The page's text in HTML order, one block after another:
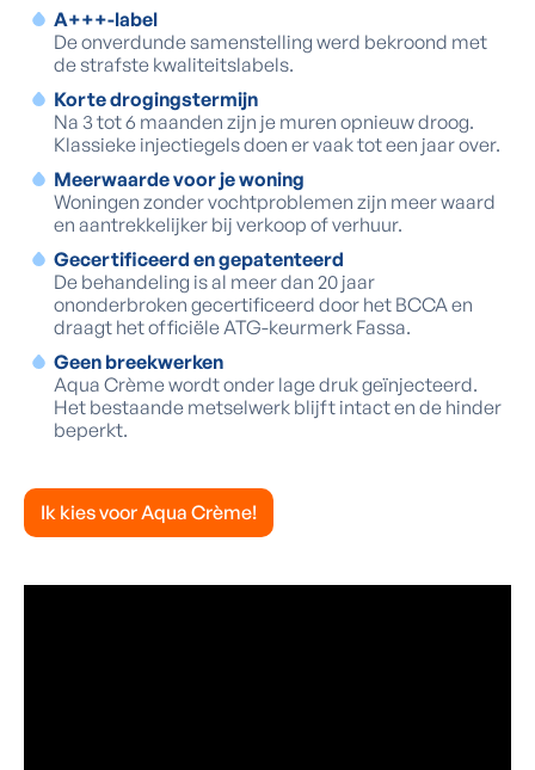
A+++-label
De onverdunde samenstelling werd bekroond met
de strafste kwaliteitslabels.
Korte drogingstermijn
Na 3 tot 6 maanden zijn je muren opnieuw droog.
Klassieke injectiegels doen er vaak tot een jaar over.
Meerwaarde voor je woning
Woningen zonder vochtproblemen zijn meer waard
en aantrekkelijker bij verkoop of verhuur.
Gecertificeerd en gepatenteerd
De behandeling is al meer dan 20 jaar
ononderbroken gecertificeerd door het BCCA en
draagt het officiële ATG-keurmerk Fassa.
Geen breekwerken
Aqua Crème wordt onder lage druk geïnjecteerd.
Het bestaande metselwerk blijft intact en de hinder
beperkt.
Ik kies voor Aqua Crème!